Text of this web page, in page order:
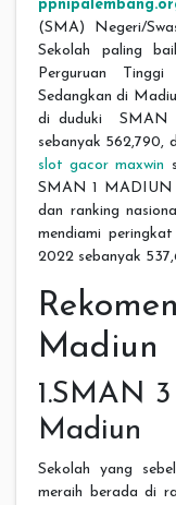
(SMA) Negeri/
Sekolah paling
Perguruan
Sedangkan di
di duduki SMAN
sebanyak 562,790,
slot gacor maxwin
SMAN 1 MADIUN
dan ranking
mendiami
2022 sebanyak
Madiun
1.SMAN
Madiun
Sekolah yang
meraih berada di